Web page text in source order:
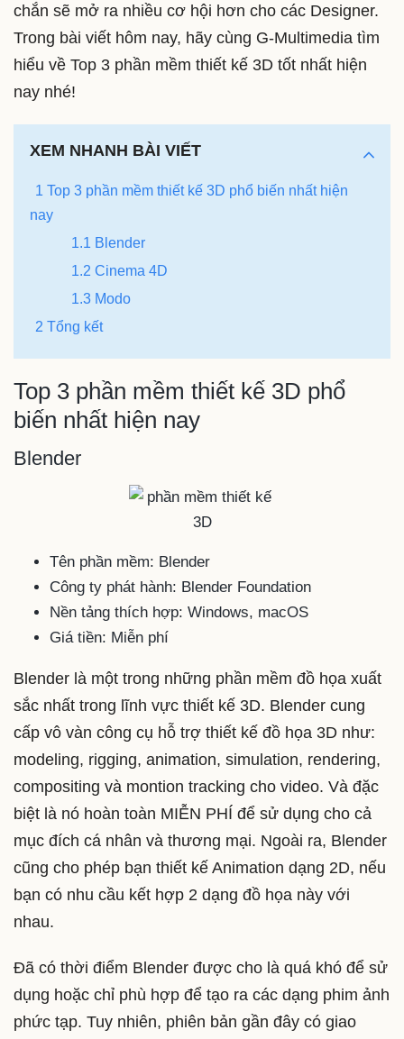
chắn sẽ mở ra nhiều cơ hội hơn cho các Designer.
Trong bài viết hôm nay, hãy cùng G-Multimedia tìm
hiểu về Top 3 phần mềm thiết kế 3D tốt nhất hiện
nay nhé!
XEM NHANH BÀI VIẾT
1 Top 3 phần mềm thiết kế 3D phổ biến nhất hiện
nay
1.1 Blender
1.2 Cinema 4D
1.3 Modo
2 Tổng kết
Top 3 phần mềm thiết kế 3D phổ
biến nhất hiện nay
Blender
Tên phần mềm: Blender
Công ty phát hành: Blender Foundation
Nền tảng thích hợp: Windows, macOS
Giá tiền: Miễn phí
Blender là một trong những phần mềm đồ họa xuất
sắc nhất trong lĩnh vực thiết kế 3D. Blender cung
cấp vô vàn công cụ hỗ trợ thiết kế đồ họa 3D như:
modeling, rigging, animation, simulation, rendering,
compositing và montion tracking cho video. Và đặc
biệt là nó hoàn toàn MIỄN PHÍ để sử dụng cho cả
mục đích cá nhân và thương mại. Ngoài ra, Blender
cũng cho phép bạn thiết kế Animation dạng 2D, nếu
bạn có nhu cầu kết hợp 2 dạng đồ họa này với
nhau.
Đã có thời điểm Blender được cho là quá khó để sử
dụng hoặc chỉ phù hợp để tạo ra các dạng phim ảnh
phức tạp. Tuy nhiên, phiên bản gần đây có giao